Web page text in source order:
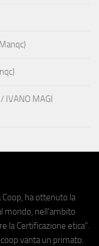
IVANO MAGI
ha ottenuto la
mondo, nell'ambito
la Certificazione etica".
vanta un primato: